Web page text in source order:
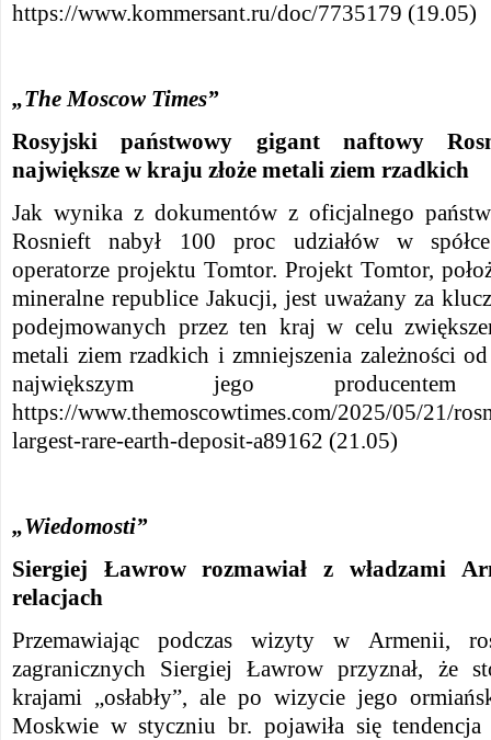
https://www.kommersant.ru/doc/7735179 (19.05)
„The Moscow Times”
Rosyjski państwowy gigant naftowy
największe w kraju złoże metali ziem rzadkich
Jak wynika z dokumentów z oficjalnego
Rosnieft nabył 100 proc udziałów w
operatorze projektu Tomtor. Projekt Tomtor,
mineralne republice Jakucji, jest uważany za
podejmowanych przez ten kraj w celu
metali ziem rzadkich i zmniejszenia zależności
największym jego
https://www.themoscowtimes.com/2025/05/21/
largest-rare-earth-deposit-a89162 (21.05)
„Wiedomosti”
Siergiej Ławrow rozmawiał z władzami
relacjach
Przemawiając podczas wizyty w Armenii,
zagranicznych Siergiej Ławrow przyznał, że
krajami „osłabły”, ale po wizycie jego
Moskwie w styczniu br. pojawiła się